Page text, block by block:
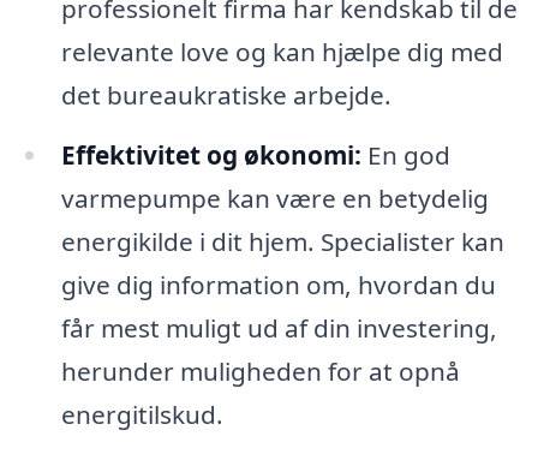
professionelt firma har kendskab til de
relevante love og kan hjælpe dig med
det bureaukratiske arbejde.
Effektivitet og økonomi: En god
varmepumpe kan være en betydelig
energikilde i dit hjem. Specialister kan
give dig information om, hvordan du
får mest muligt ud af din investering,
herunder muligheden for at opnå
energitilskud.